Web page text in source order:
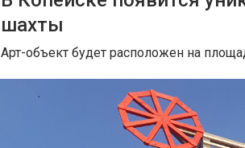
шахты
Арт-объект будет расположен на